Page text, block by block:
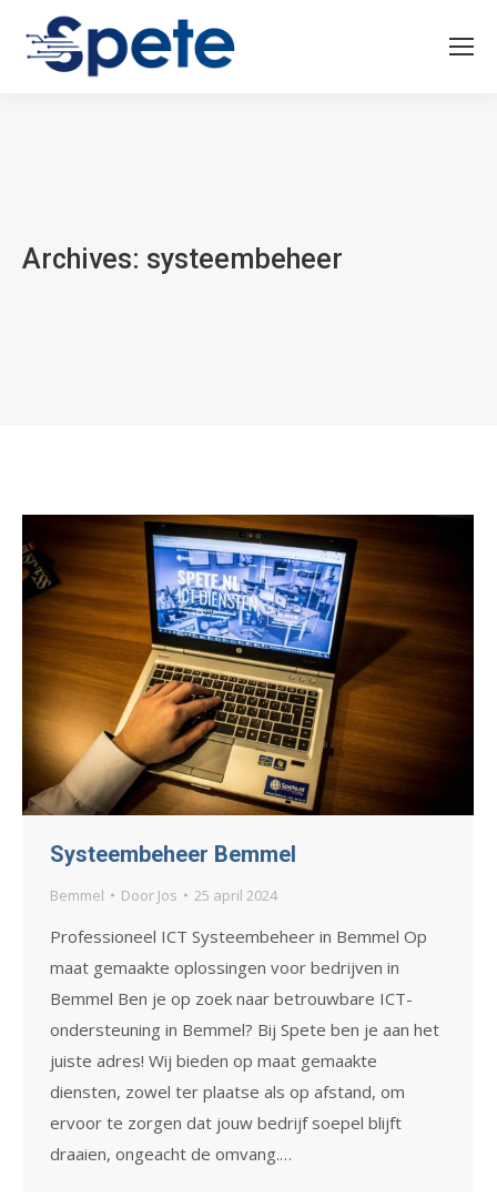
Archives: systeembeheer
Systeembeheer Bemmel
Bemmel Door Jos 25 april 2024
Professioneel ICT Systeembeheer in Bemmel Op
maat gemaakte oplossingen voor bedrijven in
Bemmel Ben je op zoek naar betrouwbare ICT-
ondersteuning in Bemmel? Bij Spete ben je aan het
juiste adres! Wij bieden op maat gemaakte
diensten, zowel ter plaatse als op afstand, om
ervoor te zorgen dat jouw bedrijf soepel blijft
draaien, ongeacht de omvang.…